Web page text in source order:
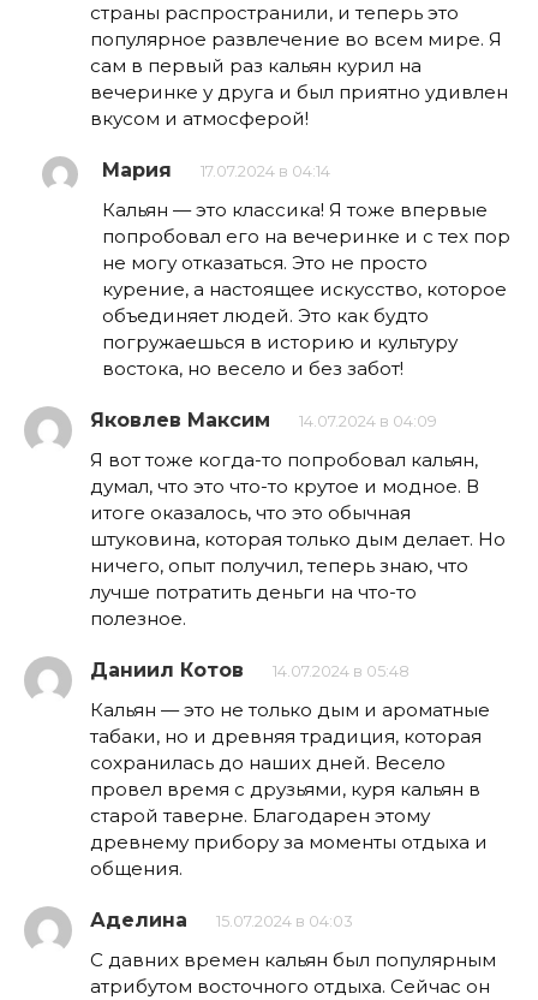
страны распространили, и теперь это
популярное развлечение во всем мире. Я
сам в первый раз кальян курил на
вечеринке у друга и был приятно удивлен
вкусом и атмосферой!
Мария 17.07.2024 в 04:14
Кальян — это классика! Я тоже впервые
попробовал его на вечеринке и с тех пор
не могу отказаться. Это не просто
курение, а настоящее искусство, которое
объединяет людей. Это как будто
погружаешься в историю и культуру
востока, но весело и без забот!
Яковлев Максим 14.07.2024 в 04:09
Я вот тоже когда-то попробовал кальян,
думал, что это что-то крутое и модное. В
итоге оказалось, что это обычная
штуковина, которая только дым делает. Но
ничего, опыт получил, теперь знаю, что
лучше потратить деньги на что-то
полезное.
Даниил Котов 14.07.2024 в 05:48
Кальян — это не только дым и ароматные
табаки, но и древняя традиция, которая
сохранилась до наших дней. Весело
провел время с друзьями, куря кальян в
старой таверне. Благодарен этому
древнему прибору за моменты отдыха и
общения.
Аделина 15.07.2024 в 04:03
С давних времен кальян был популярным
атрибутом восточного отдыха. Сейчас он